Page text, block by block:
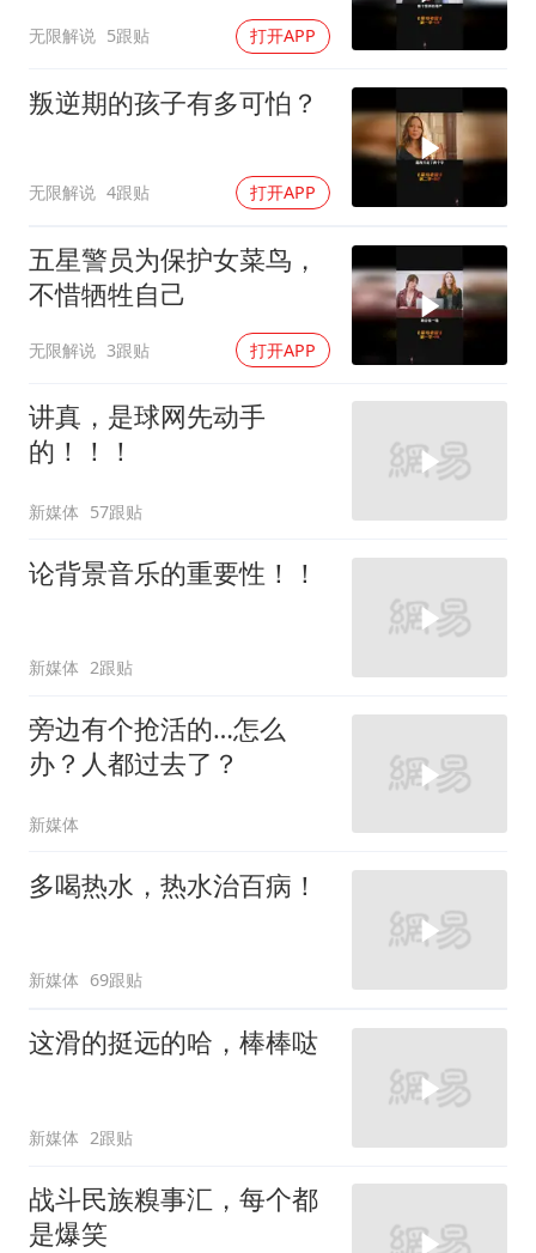
无限解说 5跟贴 打开APP
叛逆期的孩子有多可怕？
无限解说 4跟贴 打开APP
五星警员为保护女菜鸟，
不惜牺牲自己
无限解说 3跟贴 打开APP
讲真，是球网先动手
的！！！
新媒体 57跟贴
论背景音乐的重要性！！
新媒体 2跟贴
旁边有个抢活的…怎么
办？人都过去了？
新媒体
多喝热水，热水治百病！
新媒体 69跟贴
这滑的挺远的哈，棒棒哒
新媒体 2跟贴
战斗民族糗事汇，每个都
是爆笑